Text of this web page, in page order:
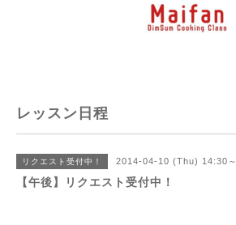
レッスン日程
リクエスト受付中！ 2014-04-10 (Thu) 14:30～
【午後】リクエスト受付中！